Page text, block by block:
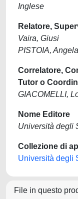
Inglese
Relatore,
Vaira, Giusi
PISTOIA, Angela
Correlatore,
Tutor o
GIACOMELLI,
Nome Editore
Università degli
Collezione di
Università degli
File in questo